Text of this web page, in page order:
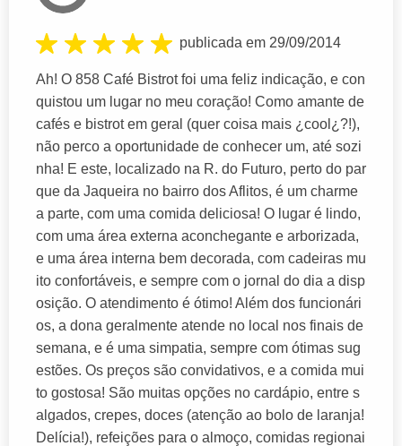
publicada em 29/09/2014
Ah! O 858 Café Bistrot foi uma feliz indicação, e con
quistou um lugar no meu coração! Como amante de
cafés e bistrot em geral (quer coisa mais ¿cool¿?!),
não perco a oportunidade de conhecer um, até sozi
nha! E este, localizado na R. do Futuro, perto do par
que da Jaqueira no bairro dos Aflitos, é um charme
a parte, com uma comida deliciosa! O lugar é lindo,
com uma área externa aconchegante e arborizada,
e uma área interna bem decorada, com cadeiras mu
ito confortáveis, e sempre com o jornal do dia a disp
osição. O atendimento é ótimo! Além dos funcionári
os, a dona geralmente atende no local nos finais de
semana, e é uma simpatia, sempre com ótimas sug
estões. Os preços são convidativos, e a comida mui
to gostosa! São muitas opções no cardápio, entre s
algados, crepes, doces (atenção ao bolo de laranja!
Delícia!), refeições para o almoço, comidas regionai